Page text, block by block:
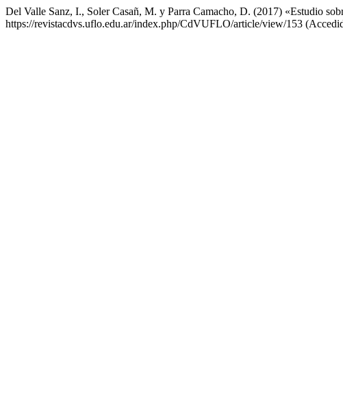
Del Valle Sanz, I., Soler Casañ, M. y Parra Camacho, D. (2017) «Estudio
https://revistacdvs.uflo.edu.ar/index.php/CdVUFLO/article/view/153